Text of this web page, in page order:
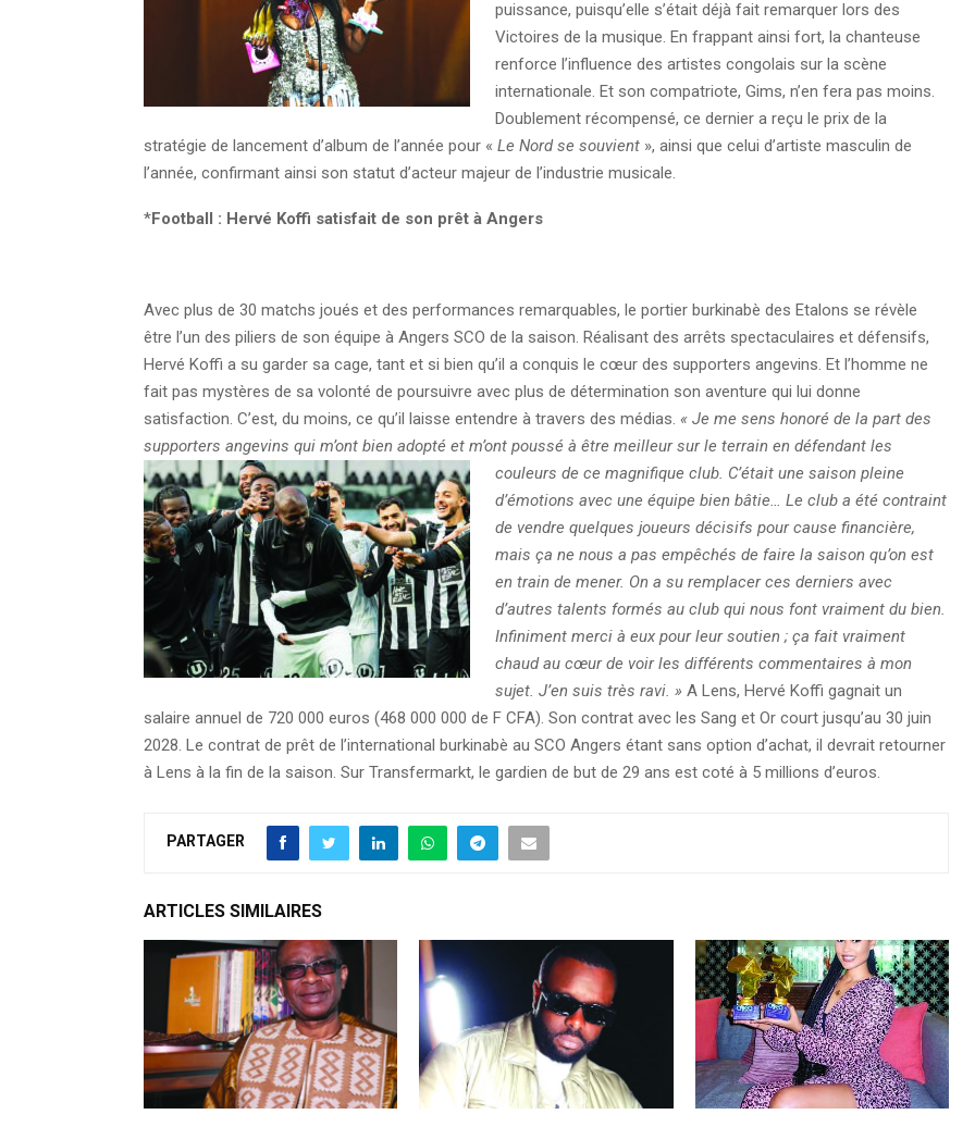
puissance, puisqu’elle s’était déjà fait remarquer lors des
Victoires de la musique. En frappant ainsi fort, la chanteuse
renforce l’influence des artistes congolais sur la scène
internationale. Et son compatriote, Gims, n’en fera pas moins.
Doublement récompensé, ce dernier a reçu le prix de la
stratégie de lancement d’album de l’année pour « Le Nord se souvient », ainsi que celui d’artiste masculin de
l’année, confirmant ainsi son statut d’acteur majeur de l’industrie musicale.
*Football : Hervé Koffi satisfait de son prêt à Angers
Avec plus de 30 matchs joués et des performances remarquables, le portier burkinabè des Etalons se révèle
être l’un des piliers de son équipe à Angers SCO de la saison. Réalisant des arrêts spectaculaires et défensifs,
Hervé Koffi a su garder sa cage, tant et si bien qu’il a conquis le cœur des supporters angevins. Et l’homme ne
fait pas mystères de sa volonté de poursuivre avec plus de détermination son aventure qui lui donne
satisfaction. C’est, du moins, ce qu’il laisse entendre à travers des médias. « Je me sens honoré de la part des
supporters angevins qui m’ont bien adopté et m’ont poussé à être meilleur sur le terrain en défendant les
couleurs de ce magnifique club. C’était une saison pleine
d’émotions avec une équipe bien bâtie… Le club a été contraint
de vendre quelques joueurs décisifs pour cause financière,
mais ça ne nous a pas empêchés de faire la saison qu’on est
en train de mener. On a su remplacer ces derniers avec
d’autres talents formés au club qui nous font vraiment du bien.
Infiniment merci à eux pour leur soutien ; ça fait vraiment
chaud au cœur de voir les différents commentaires à mon
sujet. J’en suis très ravi. » A Lens, Hervé Koffi gagnait un
salaire annuel de 720 000 euros (468 000 000 de F CFA). Son contrat avec les Sang et Or court jusqu’au 30 juin
2028. Le contrat de prêt de l’international burkinabè au SCO Angers étant sans option d’achat, il devrait retourner
à Lens à la fin de la saison. Sur Transfermarkt, le gardien de but de 29 ans est coté à 5 millions d’euros.
PARTAGER
ARTICLES SIMILAIRES